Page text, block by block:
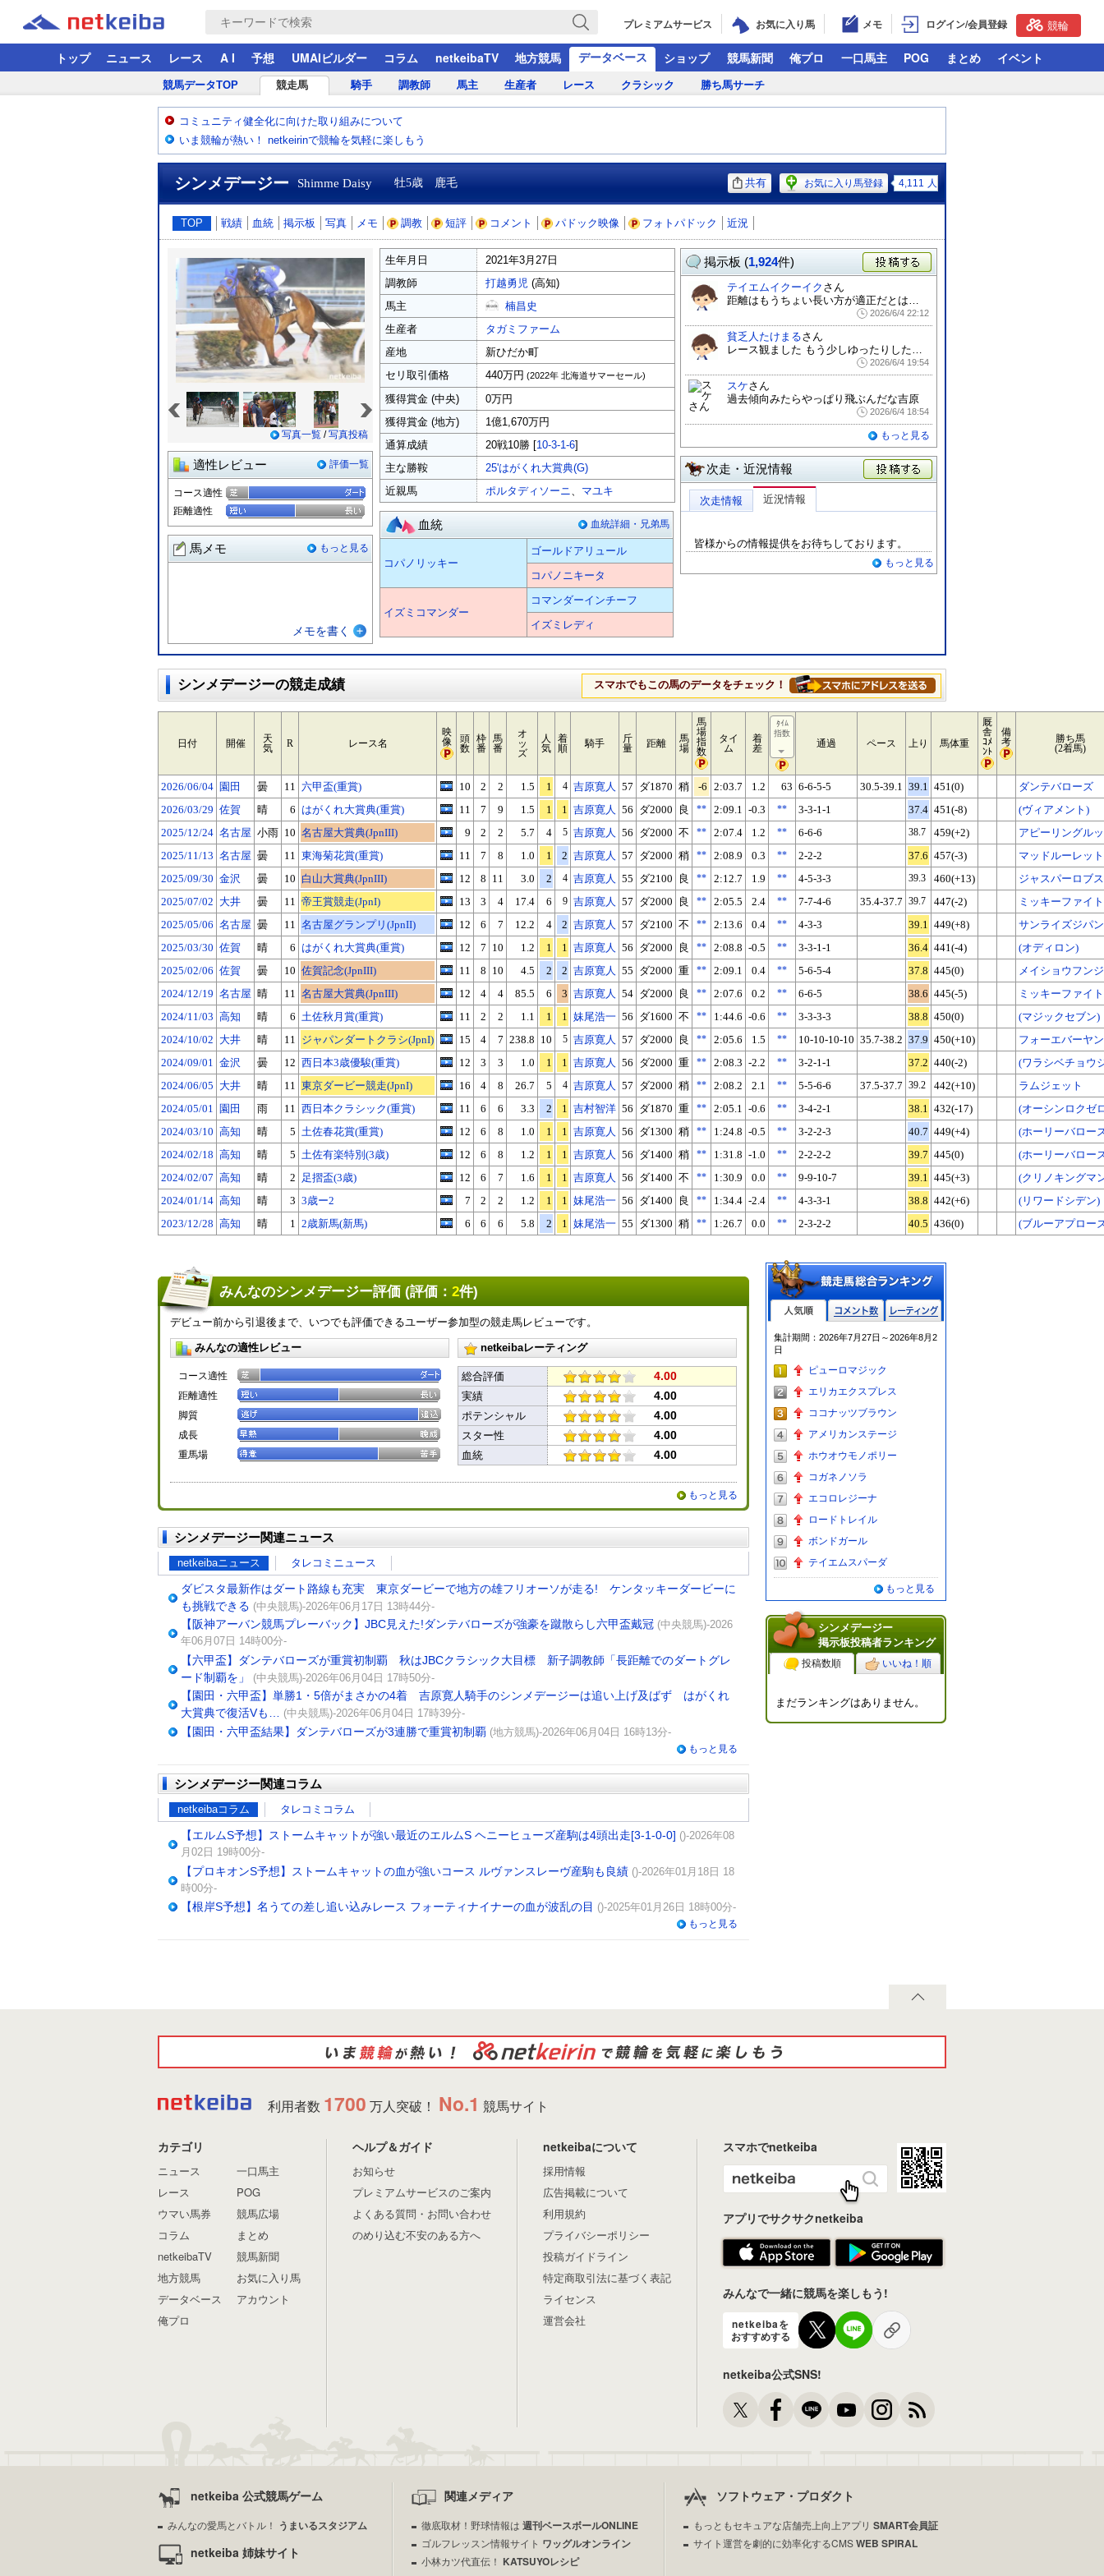
プレミアムサービス お気に入り馬 メモ ログイン/会員登録 競輪
トップ ニュース レース A I 予想 UMAIビルダー コラム netkeibaTV 地方競馬 データベース ショップ 競馬新聞 俺プロ 一口馬主 POG まとめ イベント
競馬データTOP 競走馬 騎手 調教師 馬主 生産者 レース クラシック 勝ち馬サーチ
コミュニティ健全化に向けた取り組みについて
いま競輪が熱い！ netkeirinで競輪を気軽に楽しもう
シンメデージー Shimme Daisy 牡5歳 鹿毛 共有 お気に入り馬登録 4,111 人
X Facebook LINE URLをコピー
TOP 戦績 血統 掲示板 写真 メモ 調教 短評 コメント パドック映像 フォトパドック 近況
写真一覧 /写真投稿
適性レビュー 評価一覧
コース適性
距離適性
馬メモ もっと見る
メモを書く
生年月日
2021年3月27日
調教師
打越勇児 (高知)
馬主
楠昌史
生産者
タガミファーム
産地
新ひだか町
セリ取引価格
440万円 (2022年 北海道サマーセール)
獲得賞金 (中央)
0万円
獲得賞金 (地方)
1億1,670万円
通算成績
20戦10勝 [10-3-1-6]
主な勝鞍
25'はがくれ大賞典(G)
近親馬
ポルタディソーニ、 マユキ
血統 血統詳細・兄弟馬
コパノリッキー
ゴールドアリュール
コパノニキータ
イズミコマンダー
コマンダーインチーフ
イズミレディ
掲示板 (1,924件)
投稿する
テイエムイクーイク さん
距離はもうちょい長い方が適正だとは思うん...
2026/6/4 22:12
貧乏人たけまるさん
レース観ました もう少しゆったりした流れ...
2026/6/4 19:54
スケさん
過去傾向みたらやっぱり飛ぶんだな吉原
2026/6/4 18:54
もっと見る
次走・近況情報
次走情報 近況情報
皆様からの情報提供をお待ちしております。
もっと見る
シンメデージーの競走成績 スマホでもこの馬のデータをチェック！
日付 開催
天
気
R レース名
映
像
頭
数
枠
番
馬
番
オ
ッ
ズ
人
気
着
順
騎手
斤
量
距離
馬
場
馬
場
指
数
タイ
ム
着
差
ﾀｲﾑ
指数
通過 ペース 上り 馬体重
厩
舎
ｺﾒ
ﾝﾄ
備
考
勝ち馬
(2着馬)
2026/06/04 園田 曇 11 六甲盃(重賞) 10 2 2 1.5 1 4 吉原寛人 57 ダ1870 稍 -6 2:03.7 1.2 63 6-6-5-5 30.5-39.1 39.1 451(0)
ダンテバローズ
2026/03/29 佐賀 晴 6 はがくれ大賞典(重賞) 11 7 9 1.5 1 1 吉原寛人 56 ダ2000 良 ** 2:09.1 -0.3 ** 3-3-1-1 37.4 451(-8)
(ヴィアメント)
2025/12/24 名古屋 小雨 10 名古屋大賞典(JpnIII) 9 2 2 5.7 4 5 吉原寛人 56 ダ2000 不 ** 2:07.4 1.2 ** 6-6-6 38.7 459(+2)
アピーリングル
2025/11/13 名古屋 曇 11 東海菊花賞(重賞) 11 7 8 1.0 1 2 吉原寛人 57 ダ2000 稍 ** 2:08.9 0.3 ** 2-2-2 37.6 457(-3)
マッドルーレット
2025/09/30 金沢 曇 10 白山大賞典(JpnIII) 12 8 11 3.0 2 4 吉原寛人 55 ダ2100 良 ** 2:12.7 1.9 ** 4-5-3-3 39.3 460(+13)
ジャスパーロブ
2025/07/02 大井 曇 11 帝王賞競走(JpnI) 13 3 4 17.4 6 9 吉原寛人 57 ダ2000 良 ** 2:05.5 2.4 ** 7-7-4-6 35.4-37.7 39.7 447(-2)
ミッキーファイト
2025/05/06 名古屋 曇 11 名古屋グランプリ(JpnII) 12 6 7 12.2 4 2 吉原寛人 57 ダ2100 不 ** 2:13.6 0.4 ** 4-3-3 39.1 449(+8)
サンライズジパ
2025/03/30 佐賀 晴 6 はがくれ大賞典(重賞) 12 7 10 1.2 1 1 吉原寛人 56 ダ2000 良 ** 2:08.8 -0.5 ** 3-3-1-1 36.4 441(-4)
(オディロン)
2025/02/06 佐賀 曇 10 佐賀記念(JpnIII) 11 8 10 4.5 2 2 吉原寛人 55 ダ2000 重 ** 2:09.1 0.4 ** 5-6-5-4 37.8 445(0)
メイショウフン
2024/12/19 名古屋 晴 11 名古屋大賞典(JpnIII) 12 4 4 85.5 6 3 吉原寛人 54 ダ2000 良 ** 2:07.6 0.2 ** 6-6-5 38.6 445(-5)
ミッキーファイト
2024/11/03 高知 晴 6 土佐秋月賞(重賞) 11 2 2 1.1 1 1 妹尾浩一 56 ダ1600 不 ** 1:44.6 -0.6 ** 3-3-3-3 38.8 450(0)
(マジックセブン)
2024/10/02 大井 晴 11 ジャパンダートクラシ(JpnI) 15 4 7 238.8 10 5 吉原寛人 57 ダ2000 良 ** 2:05.6 1.5 ** 10-10-10-10 35.7-38.2 37.9 450(+10)
フォーエバーヤ
2024/09/01 金沢 曇 12 西日本3歳優駿(重賞) 12 3 3 1.0 1 1 吉原寛人 56 ダ2000 重 ** 2:08.3 -2.2 ** 3-2-1-1 37.2 440(-2)
(ワラシベチョウ
2024/06/05 大井 晴 11 東京ダービー競走(JpnI) 16 4 8 26.7 5 4 吉原寛人 57 ダ2000 稍 ** 2:08.2 2.1 ** 5-5-6-6 37.5-37.7 39.2 442(+10)
ラムジェット
2024/05/01 園田 雨 11 西日本クラシック(重賞) 11 6 6 3.3 2 1 吉村智洋 56 ダ1870 重 ** 2:05.1 -0.6 ** 3-4-2-1 38.1 432(-17)
(オーシンロクゼ
2024/03/10 高知 晴 5 土佐春花賞(重賞) 12 6 8 1.0 1 1 吉原寛人 56 ダ1300 稍 ** 1:24.8 -0.5 ** 3-2-2-3 40.7 449(+4)
(ホーリーバロー
2024/02/18 高知 晴 5 土佐有楽特別(3歳) 12 6 8 1.2 1 1 吉原寛人 56 ダ1400 稍 ** 1:31.8 -1.0 ** 2-2-2-2 39.7 445(0)
(ホーリーバロー
2024/02/07 高知 晴 2 足摺盃(3歳) 12 6 7 1.6 1 1 吉原寛人 56 ダ1400 不 ** 1:30.9 0.0 ** 9-9-10-7 39.1 445(+3)
(クリノキングマ
2024/01/14 高知 晴 3 3歳ー2 7 2 2 1.2 1 1 妹尾浩一 56 ダ1400 良 ** 1:34.4 -2.4 ** 4-3-3-1 38.8 442(+6)
(リワードシデン)
2023/12/28 高知 晴 1 2歳新馬(新馬) 6 6 6 5.8 2 1 妹尾浩一 55 ダ1300 稍 ** 1:26.7 0.0 ** 2-3-2-2 40.5 436(0) (ブルーアプロー
みんなのシンメデージー評価 (評価： 2件)
デビュー前から引退後まで、いつでも評価できるユーザー参加型の競走馬レビューです。
みんなの適性レビュー
コース適性
距離適性
脚質
成長
重馬場
netkeibaレーティング
総合評価 4.00
実績 4.00
ポテンシャル 4.00
スター性 4.00
血統 4.00
もっと見る
シンメデージー関連ニュース
netkeibaニュース タレコミニュース
ダビスタ最新作はダート路線も充実 東京ダービーで地方の雄フリオーソが走る! ケンタッキーダービーに
も挑戦できる (中央競馬)-2026年06月17日 13時44分-
【阪神アーバン競馬プレーバック】JBC見えた!ダンテバローズが強豪を蹴散らし六甲盃戴冠 (中央競馬)-2026
年06月07日 14時00分-
【六甲盃】ダンテバローズが重賞初制覇 秋はJBCクラシック大目標 新子調教師「長距離でのダートグレ
ード制覇を」
(中央競馬)-2026年06月04日 17時50分-
【園田・六甲盃】単勝1・5倍がまさかの4着 吉原寛人騎手のシンメデージーは追い上げ及ばず はがくれ
大賞典で復活Vも… (中央競馬)-2026年06月04日 17時39分-
【園田・六甲盃結果】ダンテバローズが3連勝で重賞初制覇 (地方競馬)-2026年06月04日 16時13分-
もっと見る
シンメデージー関連コラム
netkeibaコラム タレコミコラム
【エルムS予想】ストームキャットが強い最近のエルムS ヘニーヒューズ産駒は4頭出走[3-1-0-0] ()-2026年08
月02日 19時00分-
【プロキオンS予想】ストームキャットの血が強いコース ルヴァンスレーヴ産駒も良績 ()-2026年01月18日 18
時00分-
【根岸S予想】名うての差し追い込みレース フォーティナイナーの血が波乱の目 ()-2025年01月26日 18時00分-
もっと見る
グ
集計期間：2026年7月27日～2026年8月2
日
ピューロマジック
エリカエクスプレス
ココナッツブラウン
アメリカンステージ
ホウオウモノポリー
コガネノソラ
エコロレジーナ
ロードトレイル
ボンドガール
テイエムスパーダ
もっと見る
シンメデージー
掲示板投稿者ランキング
投稿数順 いいね！順
まだランキングはありません。
利用者数 1700 万人突破！ No.1 競馬サイト
カテゴリ
ニュース
レース
ウマい馬券
コラム
netkeibaTV
地方競馬
データベース
俺プロ
一口馬主
POG
競馬広場
まとめ
競馬新聞
お気に入り馬
アカウント
ヘルプ＆ガイド
お知らせ
プレミアムサービスのご案内
よくある質問・お問い合わせ
のめり込む不安のある方へ
netkeibaについて
採用情報
広告掲載について
利用規約
プライバシーポリシー
投稿ガイドライン
特定商取引法に基づく表記
ライセンス
運営会社
スマホでnetkeiba
アプリでサクサクnetkeiba
みんなで一緒に競馬を楽しもう!
netkeibaを
おすすめする
netkeiba公式SNS!
netkeiba 公式競馬ゲーム
みんなの愛馬とバトル！ うまいるスタジアム
netkeiba 姉妹サイト
関連メディア
徹底取材！野球情報は 週刊ベースボールONLINE
ゴルフレッスン情報サイト ワッグルオンライン
小林カツ代直伝！ KATSUYOレシピ
ソフトウェア・プロダクト
もっともセキュアな店舗売上向上アプリ SMART会員証
サイト運営を劇的に効率化するCMSWEB SPIRAL